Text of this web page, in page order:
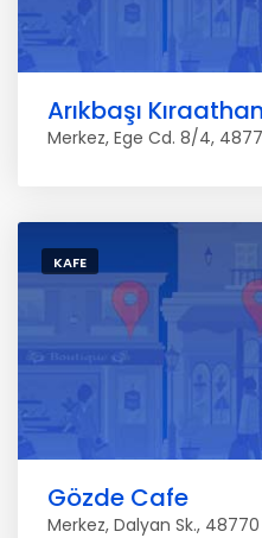
Arıkbaşı
Merkez, Ege Cd. 8/4,
KAFE
Gözde Cafe
Merkez, Dalyan Sk.,